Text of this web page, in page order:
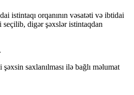
istintaqı orqanının vəsatəti və ibtidai
seçilib, digər şəxslər istintaqdan
saxlanılması ilə bağlı məlumat